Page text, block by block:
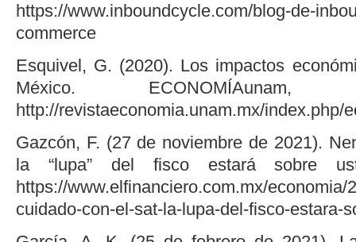
https://www.inboundcycle.com/blog-de-
commerce
Esquivel, G. (2020). Los impactos
México.
http://revistaeconomia.unam.mx/index.php/
Gazcón, F. (27 de noviembre de 2021).
la “lupa” del fisco estará sobre
https://www.elfinanciero.com.mx/economia/
cuidado-con-el-sat-la-lupa-del-fisco-estara-